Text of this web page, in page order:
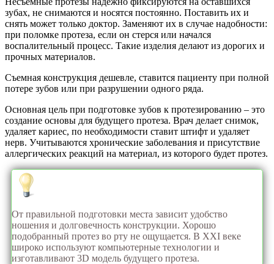
зубах, не снимаются и носятся постоянно. Поставить их и
снять может только доктор. Заменяют их в случае надобности:
при поломке протеза, если он стерся или начался
воспалительный процесс. Такие изделия делают из дорогих и
прочных материалов.
Съемная конструкция дешевле, ставится пациенту при полной
потере зубов или при разрушении одного ряда.
Основная цель при подготовке зубов к протезированию – это
создание основы для будущего протеза. Врач делает снимок,
удаляет кариес, по необходимости ставит штифт и удаляет
нерв. Учитываются хронические заболевания и присутствие
аллергических реакций на материал, из которого будет протез.
От правильной подготовки места зависит удобство
ношения и долговечность конструкции. Хорошо
подобранный протез во рту не ощущается. В ХХI веке
широко используют компьютерные технологии и
изготавливают 3D модель будущего протеза.